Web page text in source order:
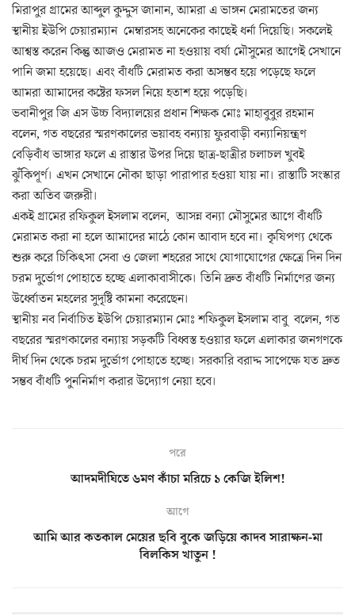
মিরাপুর গ্রামের আব্দুল কুদ্দুস জানান, আমরা এ ভাঙ্গন মেরামতের জন্য
স্থানীয় ইউপি চেয়ারম্যান মেম্বারসহ অনেকের কাছেই ধর্না দিয়েছি। সকলেই
আশ্বস্ত করেন কিন্তু আজও মেরামত না হওয়ায় বর্ষা মৌসুমের আগেই সেখানে
পানি জমা হয়েছে। এবং বাঁধটি মেরামত করা অসম্ভব হয়ে পড়েছে ফলে
আমরা আমাদের কষ্টের ফসল নিয়ে হতাশ হয়ে পড়েছি।
ভবানীপুর জি এস উচ্চ বিদ্যালয়ের প্রধান শিক্ষক মোঃ মাহাবুবুর রহমান
বলেন, গত বছরের স্মরণকালের ভয়াবহ বন্যায় ফুরবাড়ী বন্যানিয়ন্ত্রণ
বেড়িবাঁধ ভাঙ্গার ফলে এ রাস্তার উপর দিয়ে ছাত্র-ছাত্রীর চলাচল খুবই
ঝুঁকিপূর্ণ। এখন সেখানে নৌকা ছাড়া পারাপার হওয়া যায় না। রাস্তাটি সংস্কার
করা অতিব জরুরী।
একই গ্রামের রফিকুল ইসলাম বলেন, আসন্ন বন্যা মৌসুমের আগে বাঁধটি
মেরামত করা না হলে আমাদের মাঠে কোন আবাদ হবে না। কৃষিপণ্য থেকে
শুরু করে চিকিৎসা সেবা ও জেলা শহরের সাথে যোগাযোগের ক্ষেত্রে দিন দিন
চরম দুর্ভোগ পোহাতে হচ্ছে এলাকাবাসীকে। তিনি দ্রুত বাঁধটি নির্মাণের জন্য
উর্ধ্বোতন মহলের সুদৃষ্টি কামনা করেছেন।
স্থানীয় নব নির্বাচিত ইউপি চেয়ারম্যান মোঃ শফিকুল ইসলাম বাবু বলেন, গত
বছরের স্মরণকালের বন্যায় সড়কটি বিধ্বস্ত হওয়ার ফলে এলাকার জনগণকে
দীর্ঘ দিন থেকে চরম দুর্ভোগ পোহাতে হচ্ছে। সরকারি বরাদ্দ সাপেক্ষে যত দ্রুত
সম্ভব বাঁধটি পুননির্মাণ করার উদ্যোগ নেয়া হবে।
পরে
আদমদীঘিতে ৬মণ কাঁচা মরিচে ১ কেজি ইলিশ!
আগে
আমি আর কতকাল মেয়ের ছবি বুকে জড়িয়ে কাদব সারাক্ষন-মা
বিলকিস খাতুন !